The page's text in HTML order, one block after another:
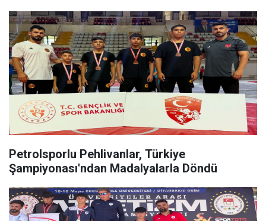
Petrolsporlu Pehlivanlar, Türkiye
Şampiyonası'ndan Madalyalarla Döndü